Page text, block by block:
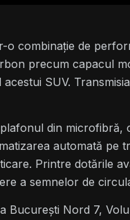
combinație de
precum capacul
SUV.
din
automată pe
Printre dotările
a semnelor de
Nord 7,